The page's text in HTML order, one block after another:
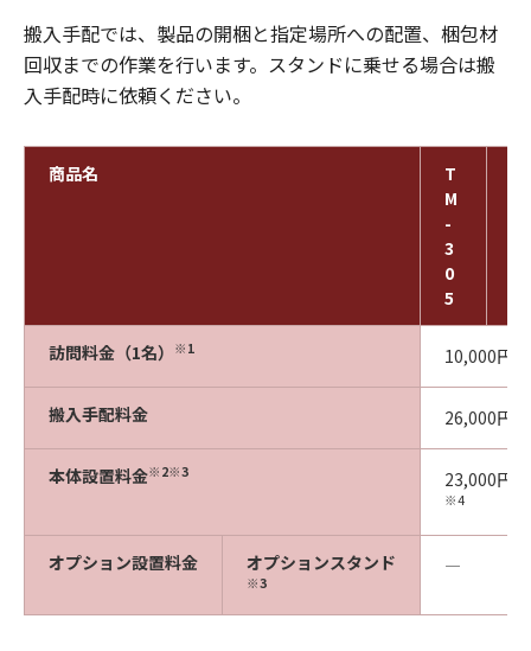
搬入手配では、製品の開梱と指定場所への配置、梱包材
回収までの作業を行います。スタンドに乗せる場合は搬
入手配時に依頼ください。
商品名
T
M
-
3
0
5
訪問料金（1名） ※1 10,000円
搬入手配料金 26,000円
本体設置料金※2※3 23,000円
※4
オプション設置料金 オプションスタンド
※3
―